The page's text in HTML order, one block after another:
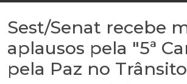
Sest/Senat recebe
aplausos pela "5ª
pela Paz no